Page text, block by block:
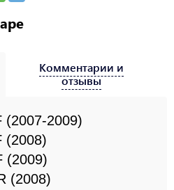
(2007-2009)
(2008)
(2009)
(2008)
Комментарии и
отзывы